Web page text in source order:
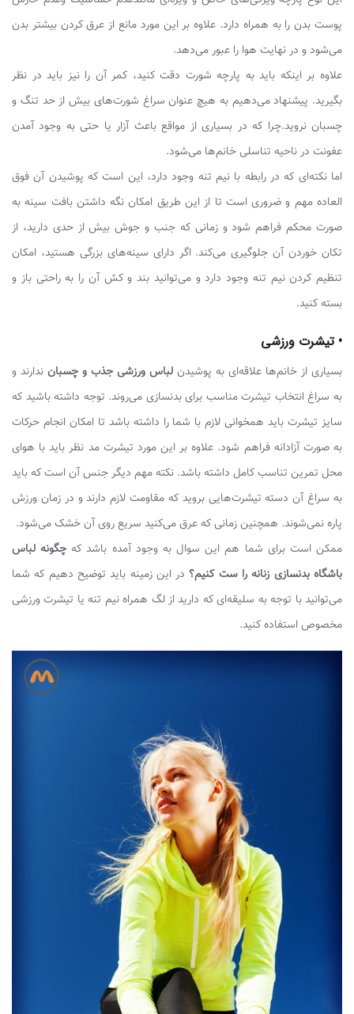
پوست بدن را به همراه دارد. علاوه بر این مورد مانع از عرق کردن بیشتر بدن
می‌شود و در نهایت هوا را عبور می‌دهد.
علاوه بر اینکه باید به پارچه شورت دقت کنید، کمر آن را نیز باید در نظر
بگیرید. پیشنهاد می‌دهیم به هیچ عنوان سراغ شورت‌های بیش از حد تنگ و
چسبان نروید.چرا که در بسیاری از مواقع باعث آزار یا حتی به وجود آمدن
عفونت در ناحیه تناسلی خانم‌ها می‌شود.
اما نکته‌ای که در رابطه با نیم تنه وجود دارد، این است که پوشیدن آن فوق
العاده مهم و ضروری است تا از این طریق امکان نگه داشتن بافت سینه به
صورت محکم فراهم شود و زمانی که جنب و جوش بیش از حدی دارید، از
تکان خوردن آن جلوگیری می‌کند. اگر دارای سینه‌های بزرگی هستید، امکان
تنظیم کردن نیم تنه وجود دارد و می‌توانید بند و کش آن را به راحتی باز و
بسته کنید.
• تیشرت ورزشی
بسیاری از خانم‌ها علاقه‌ای به پوشیدن لباس ورزشی جذب و چسبان ندارند و
به سراغ انتخاب تیشرت مناسب برای بدنسازی می‌روند. توجه داشته باشید که
سایز تیشرت باید همخوانی لازم با شما را داشته باشد تا امکان انجام حرکات
به صورت آزادانه فراهم شود. علاوه بر این مورد تیشرت مد نظر باید با هوای
محل تمرین تناسب کامل داشته باشد. نکته مهم دیگر جنس آن است که باید
به سراغ آن دسته تیشرت‌هایی بروید که مقاومت لازم دارند و در زمان ورزش
پاره نمی‌شوند. همچنین زمانی که عرق می‌کنید سریع روی آن خشک می‌شود.
ممکن است برای شما هم این سوال به وجود آمده باشد که چگونه لباس
باشگاه بدنسازی زنانه را ست کنیم؟در این زمینه باید توضیح دهیم که شما
می‌توانید با توجه به سلیقه‌ای که دارید از لگ همراه نیم تنه یا تیشرت ورزشی
مخصوص استفاده کنید.